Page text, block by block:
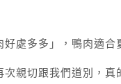
處多多」，鴨肉適合
次親切跟我們道別，